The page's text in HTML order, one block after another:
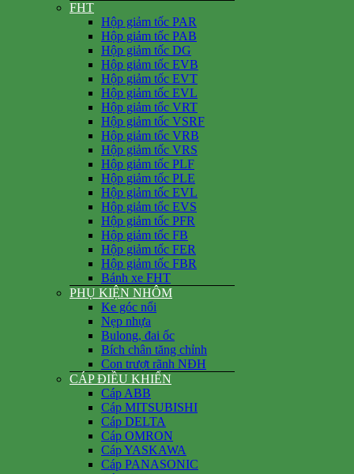
FHT
Hộp giảm tốc PAR
Hộp giảm tốc PAB
Hộp giảm tốc DG
Hộp giảm tốc EVB
Hộp giảm tốc EVT
Hộp giảm tốc EVL
Hộp giảm tốc VRT
Hộp giảm tốc VSRF
Hộp giảm tốc VRB
Hộp giảm tốc VRS
Hộp giảm tốc PLF
Hộp giảm tốc PLE
Hộp giảm tốc EVL
Hộp giảm tốc EVS
Hộp giảm tốc PFR
Hộp giảm tốc FB
Hộp giảm tốc FER
Hộp giảm tốc FBR
Bánh xe FHT
PHỤ KIỆN NHÔM
Ke góc nổi
Nẹp nhựa
Bulong, đai ốc
Bích chân tăng chỉnh
Con trượt rãnh NĐH
CÁP ĐIỀU KHIỂN
Cáp ABB
Cáp MITSUBISHI
Cáp DELTA
Cáp OMRON
Cáp YASKAWA
Cáp PANASONIC